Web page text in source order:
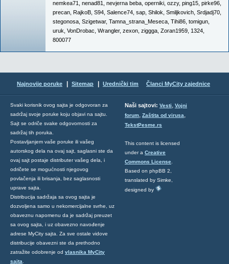
nemkea71
nenad81 nevjerna beba operniki ozzy, ping15 pirke96
precan RajkoB S94 Salence74 sap Shilok Smiljkovich Srdjadj70
stegonosa Szigetwar, Tamna_strana_Meseca Tihi86 tomigun
uruk VonDrobac Wrangler, zexon ziggga Zoran1959 1324
800077
Najnovije poruke Sitemap Urednički tim Članci MyCity zajednice
Svaki korisnik ovog sajta je odgovoran za
sadržaj svoje poruke koju objavi na sajtu.
Sajt se odriče svake odgovornosti za
sadržaj tih poruka.
Postavljanjem vaše poruke ili vašeg
autorskog dela na ovaj sajt, saglasni ste da
ovaj sajt postaje distributer vašeg dela, i
odričete se mogućnosti njegovog
povlačenja ili brisanja, bez saglasnosti
uprave sajta.
Distribucija sadržaja sa ovog sajta je
dozvoljena samo u nekomercijalne svrhe, uz
obaveznu napomenu da je sadržaj preuzet
sa ovog sajta, i uz obavezno navođenje
adrese MyCity sajta. Za sve ostale vidove
distribucije obavezni ste da prethodno
zatražite odobrenje od vlasnika MyCity
sajta
Naši sajtovi: Vesti, Vojni
forum, Zaštita od virusa,
TekstPesme.rs
This content is licensed
under a Creative
Commons License
Based on phpBB 2,
translated by Simke,
designed by